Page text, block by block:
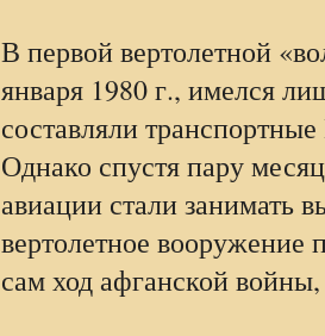
В первой вертолетной
января 1980 г., имелся
составляли
Однако спустя пару
авиации стали занимать
вертолетное вооружение
сам ход афганской